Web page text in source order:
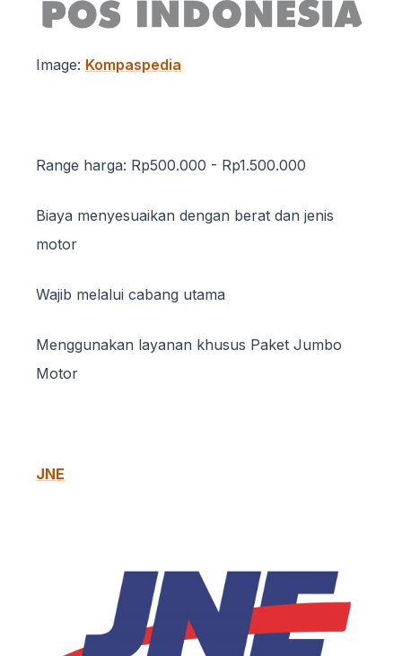
Image: Kompaspedia
Range harga: Rp500.000 - Rp1.500.000
Biaya menyesuaikan dengan berat dan jenis
motor
Wajib melalui cabang utama
Menggunakan layanan khusus Paket Jumbo
Motor
JNE